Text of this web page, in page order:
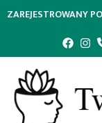
ZAREJESTROWANY